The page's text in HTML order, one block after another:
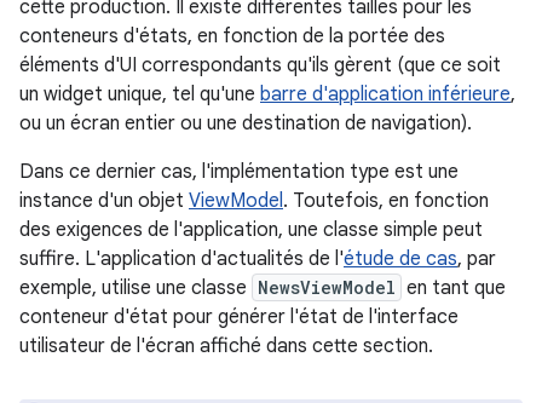
cette production. Il existe différentes tailles pour les
conteneurs d'états, en fonction de la portée des
éléments d'UI correspondants qu'ils gèrent (que ce soit
un widget unique, tel qu'une barre d'application inférieure,
ou un écran entier ou une destination de navigation).
Dans ce dernier cas, l'implémentation type est une
instance d'un objet ViewModel. Toutefois, en fonction
des exigences de l'application, une classe simple peut
suffire. L'application d'actualités de l'étude de cas, par
exemple, utilise une classe NewsViewModel en tant que
conteneur d'état pour générer l'état de l'interface
utilisateur de l'écran affiché dans cette section.